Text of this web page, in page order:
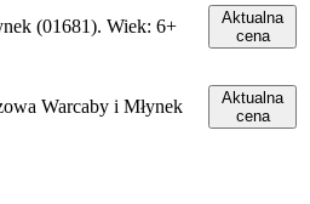
(01681). Wiek: 6+
Aktualna
cena
Warcaby i Młynek
Aktualna
cena